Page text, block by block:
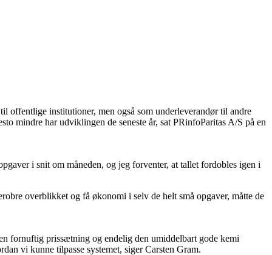
offentlige institutioner, men også som underleverandør til andre
mindre har udviklingen de seneste år, sat PRinfoParitas A/S på en
i snit om måneden, og jeg forventer, at tallet fordobles igen i
overblikket og få økonomi i selv de helt små opgaver, måtte de
fornuftig prissætning og endelig den umiddelbart gode kemi
vi kunne tilpasse systemet, siger Carsten Gram.